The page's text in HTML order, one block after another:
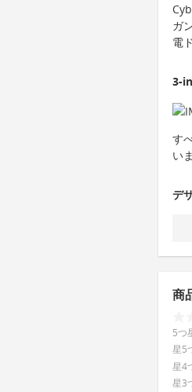
ガ
電
3-
す
い
デ
商
5つ
星5
星4
星3